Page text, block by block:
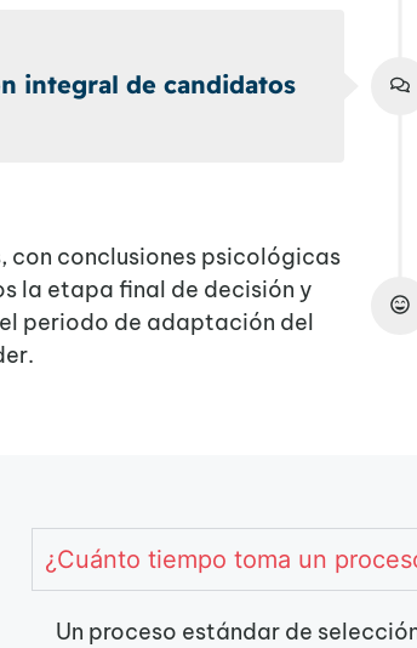
integral de candidatos
con conclusiones psicológicas
la etapa final de decisión y
periodo de adaptación del
¿Cuánto tiempo toma un
Un proceso estándar de